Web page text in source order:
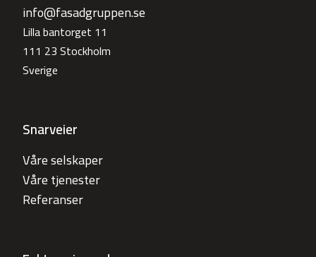
info@fasadgruppen.se
Lilla bantorget 11
111 23 Stockholm
Sverige
Snarveier
Våre selskaper
Våre tjenester
Referanser